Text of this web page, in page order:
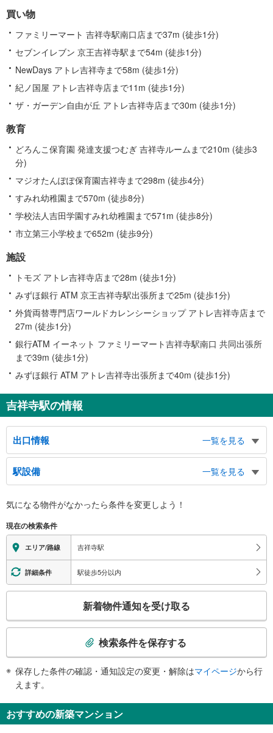
情
報
買い物
ファミリーマート 吉祥寺駅南口店まで37m (徒歩1分)
セブンイレブン 京王吉祥寺駅まで54m (徒歩1分)
NewDays アトレ吉祥寺まで58m (徒歩1分)
紀ノ国屋 アトレ吉祥寺店まで11m (徒歩1分)
ザ・ガーデン自由が丘 アトレ吉祥寺店まで30m (徒歩1分)
教育
どろんこ保育園 発達支援つむぎ 吉祥寺ルームまで210m (徒歩3
分)
マジオたんぽぽ保育園吉祥寺まで298m (徒歩4分)
すみれ幼稚園まで570m (徒歩8分)
学校法人吉田学園すみれ幼稚園まで571m (徒歩8分)
市立第三小学校まで652m (徒歩9分)
施設
トモズ アトレ吉祥寺店まで28m (徒歩1分)
みずほ銀行 ATM 京王吉祥寺駅出張所まで25m (徒歩1分)
外貨両替専門店ワールドカレンシーショップ アトレ吉祥寺店まで
27m (徒歩1分)
銀行ATM イーネット ファミリーマート吉祥寺駅南口 共同出張所
まで39m (徒歩1分)
みずほ銀行 ATM アトレ吉祥寺出張所まで40m (徒歩1分)
吉祥寺駅の情報
出口情報
一覧を見る
北口
ＪＲ中央改札、北口バスのりば、吉祥寺本町、吉祥寺東町、吉祥寺北町、公園
通り、平和通り、吉祥寺美術館、吉祥寺シアター、サンロード、ダイヤ街、吉
祥寺東口交番、武蔵野商工会館、吉祥寺市政センター、武蔵野市立吉祥寺図書
館、武蔵野市福祉公社、武蔵野消防署吉祥寺出張所、タクシーのりば
公園口
ＪＲ南改札（公園口）、京王井の頭線、南口（公園口）バスのりば、武蔵野公
会堂、三鷹の森ジブリ美術館、井の頭恩賜公園、井の頭自然文化園、吉祥寺西
口交番、パークロード、三鷹労働基準監督署、吉祥寺南町、御殿山、井の頭、
三鷹市下連雀、調布市、深大寺、井の頭通り、神代植物公園、タクシーのりば
駅設備
一覧を見る
※段差なしでの移動経路
【ＪＲ】
地上⇔改札⇔ホーム：○
【京王電鉄】
地上⇔改札⇔ホーム：○
エレベータ
【ＪＲ】
・各ホーム⇔中央改札・公園口改札
【京王電鉄】
・改札⇔ＪＲ線公園口改札階⇔地上
【ＪＲ】
・各ホーム⇔中央改札・公園口改札
・公園口改札⇔公園口（南口）
【京王電鉄】
・改札⇔ＪＲ線公園口改札階⇔地上
トイレ
気になる物件がなかったら条件を変更しよう！
現在の検索条件
エリア/路線 吉祥寺駅
詳細条件 駅徒歩5分以内
検
知
を
新着物件通知を受け取る
検索条件を保存する
保存した条件の確認・通知設定の変更・解除はマイページから行
えます。
おすすめの新築マンション